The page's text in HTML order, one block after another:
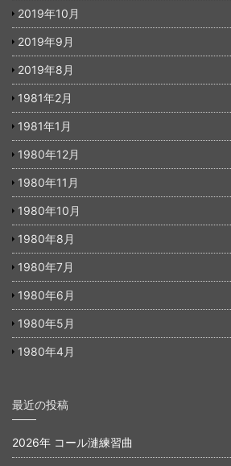
2019年10月
2019年9月
2019年8月
1981年2月
1981年1月
1980年12月
1980年11月
1980年10月
1980年8月
1980年7月
1980年6月
1980年5月
1980年4月
最近の投稿
2026年 コール漣練習曲